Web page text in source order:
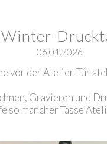
Winter-
06.01.2026
vor der Atelier-Tür
Gravieren und
so mancher Tasse